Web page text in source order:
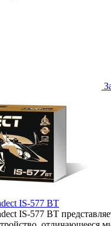
IS-577 BT
IS-577 BT